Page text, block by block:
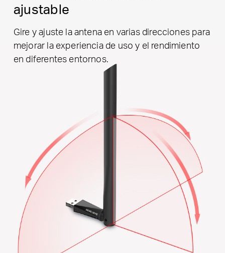
ajustable
Gire y ajuste la antena en varias direcciones para
mejorar la experiencia de uso y el rendimiento
en diferentes entornos.